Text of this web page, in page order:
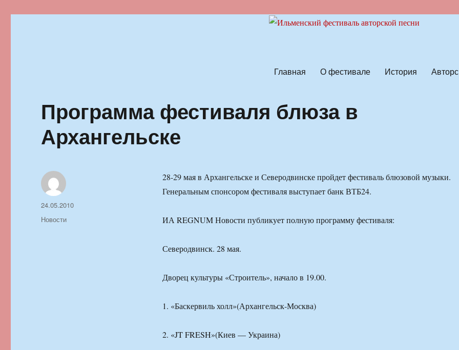
Главная О фестивале История
Программа фестиваля блюза в
Архангельске
28-29 мая в Архангельске и Северодвинске пройдет фестиваль блюзовой музыки.
Генеральным спонсором фестиваля выступает банк ВТБ24.
ИА REGNUM Новости публикует полную программу фестиваля:
Северодвинск. 28 мая.
Дворец культуры «Строитель», начало в 19.00.
1. «Баскервиль холл»(Архангельск-Москва)
2. «JT FRESH»(Киев — Украина)
Автор
Опубликовано
24.05.2010
Рубрики
Новости